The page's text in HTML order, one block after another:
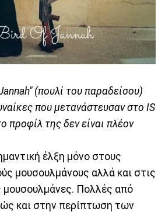
(πουλί του παραδείσου)
που μετανάστευσαν στο IS
της δεν είναι πλέον
έλξη μόνο στους
μουσουλμάνους αλλά και στις
μουσουλμάνες. Πολλές από
και στην περίπτωση των